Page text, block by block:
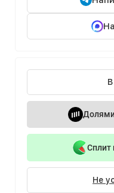
Долями
Сплит
Не